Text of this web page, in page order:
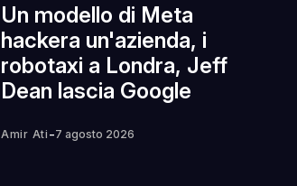
Un modello di Meta
hackera un'azienda, i
robotaxi a Londra, Jeff
Dean lascia Google
Amir Ati -7 agosto 2026